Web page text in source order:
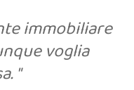
immobiliare
voglia